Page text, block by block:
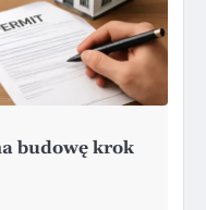
budowę krok